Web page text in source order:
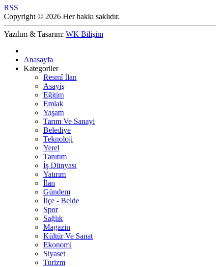
RSS
Copyright © 2026 Her hakkı saklıdır.
Yazılım & Tasarım: WK Bilişim
Anasayfa
Kategoriler
Resmî İlan
Asayiş
Eğitim
Emlak
Yaşam
Tarım Ve Sanayi
Belediye
Teknoloji
Yerel
Tanıtım
İş Dünyası
Yatırım
İlan
Gündem
İlçe - Belde
Spor
Sağlık
Magazin
Kültür Ve Sanat
Ekonomi
Siyaset
Turizm